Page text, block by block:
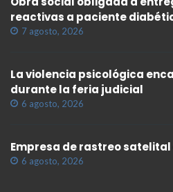
reactivas a paciente
7 agosto, 2026
La violencia psicológica
durante la feria judicial
6 agosto, 2026
Empresa de rastreo
6 agosto, 2026